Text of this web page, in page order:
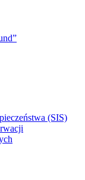
(SIS)